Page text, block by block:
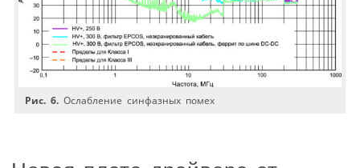
Рис. 6. Ослабление синфазных помех